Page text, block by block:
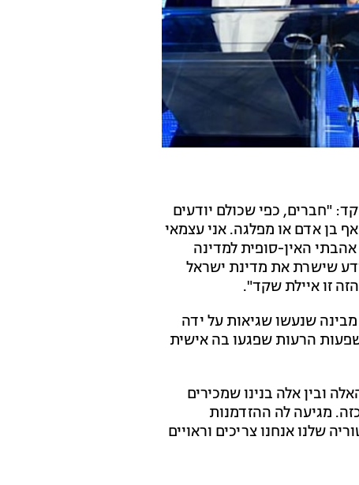
"חברים, כפי שכולם יודעים
בן אדם או מפלגה. אני עצמאי
האין-סופית למדינה
שישרת את מדינת ישראל
זו איילת שקד".
שנעשו שגיאות על ידה
הרעות שפגעו בה אישית
ובין אלה בנינו שמכירים
מגיעה לה ההזדמנות
שלנו אנחנו צריכים וראויים